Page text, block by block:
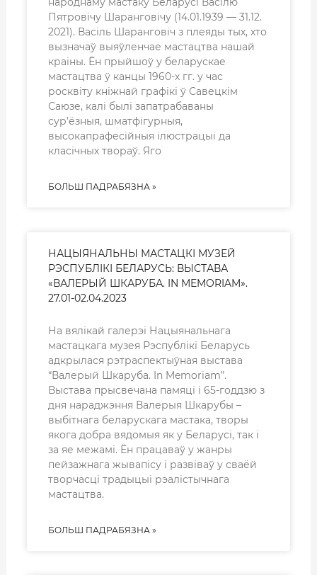
Пятровічу Шаранговічу (14.01.1939 — 31.12.
2021). Васіль Шаранговіч з плеяды тых, хто
вызначаў выяўленчае мастацтва нашай
краіны. Ён прыйшоў у беларускае
мастацтва ў канцы 1960-х гг. у час
росквіту кніжнай графікі ў Савецкім
Саюзе, калі былі запатрабаваны
сур’ёзныя, шматфігурныя,
высокапрафесійныя ілюстрацыі да
класічных твораў. Яго
БОЛЬШ ПАДРАБЯЗНА »
НАЦЫЯНАЛЬНЫ МАСТАЦКІ МУЗЕЙ
РЭСПУБЛІКІ БЕЛАРУСЬ: ВЫСТАВА
«ВАЛЕРЫЙ ШКАРУБА. IN MEMORIAM».
27.01-02.04.2023
На вялікай галерэі Нацыянальнага
мастацкага музея Рэспублікі Беларусь
адкрылася рэтраспектыўная выстава
“Валерый Шкаруба. In Memoriam”.
Выстава прысвечана памяці і 65-годдзю з
дня нараджэння Валерыя Шкарубы –
выбітнага беларускага мастака, творы
якога добра вядомыя як у Беларусі, так і
за яе межамі. Ён працаваў у жанры
пейзажнага жывапісу і развіваў у сваёй
творчасці традыцыі рэалістычнага
мастацтва.
БОЛЬШ ПАДРАБЯЗНА »